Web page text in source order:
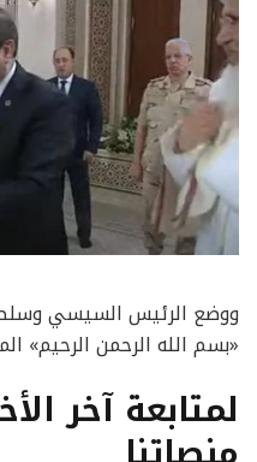
ووضع الرئيس السيسي
«بسم الله الرحمن الرحيم»
لمتابعة آخر